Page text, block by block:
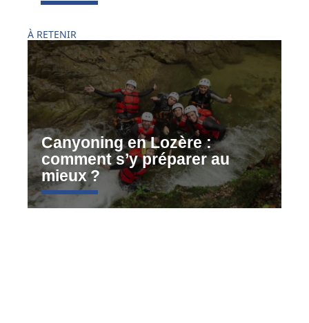
À RETENIR
Canyoning en Lozère :
comment s’y préparer au
mieux ?